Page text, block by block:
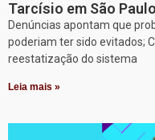
Tarcísio em São Paulo
Denúncias apontam que
poderiam ter sido evitados;
reestatização do sistema
Leia mais »